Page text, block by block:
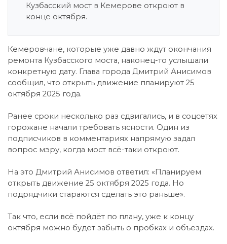
Кузбасский мост в Кемерове откроют в
конце октября.
Кемеровчане, которые уже давно ждут окончания
ремонта Кузбасского моста, наконец-то услышали
конкретную дату. Глава города Дмитрий Анисимов
сообщил, что открыть движение планируют 25
октября 2025 года.
Ранее сроки несколько раз сдвигались, и в соцсетях
горожане начали требовать ясности. Один из
подписчиков в комментариях напрямую задал
вопрос мэру, когда мост всё-таки откроют.
На это Дмитрий Анисимов ответил: «Планируем
открыть движение 25 октября 2025 года. Но
подрядчики стараются сделать это раньше».
Так что, если всё пойдёт по плану, уже к концу
октября можно будет забыть о пробках и объездах.